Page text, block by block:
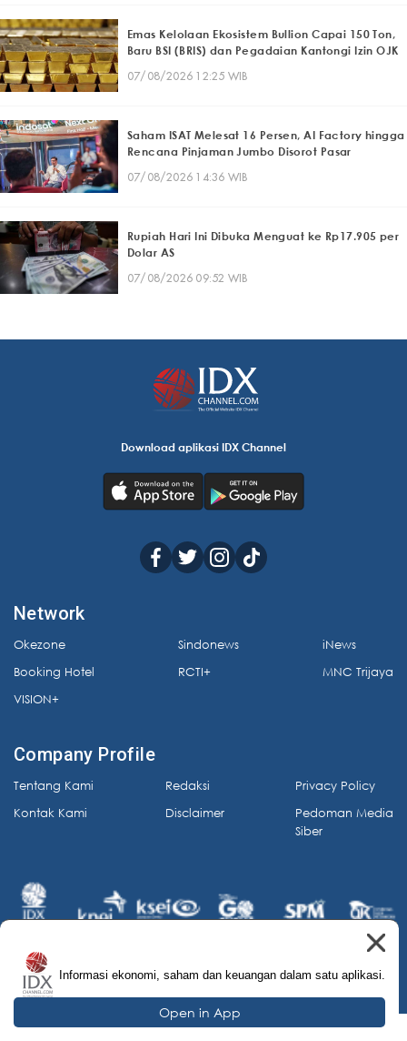
Emas Kelolaan Ekosistem Bullion Capai 150 Ton,
Baru BSI (BRIS) dan Pegadaian Kantongi Izin OJK
07/08/2026 12:25 WIB
Saham ISAT Melesat 16 Persen, AI Factory hingga
Rencana Pinjaman Jumbo Disorot Pasar
07/08/2026 14:36 WIB
Rupiah Hari Ini Dibuka Menguat ke Rp17.905 per
Dolar AS
07/08/2026 09:52 WIB
Download aplikasi IDX Channel
Network
Okezone
Booking Hotel
VISION+
Sindonews
RCTI+
iNews
MNC Trijaya
Company Profile
Tentang Kami
Kontak Kami
Redaksi
Disclaimer
Privacy Policy
Pedoman Media
Siber
© 2026 IDX Channel. All Rights Reserved.
Informasi ekonomi, saham dan keuangan dalam satu aplikasi.
Open in App